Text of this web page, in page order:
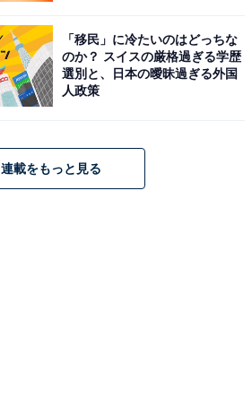
「移民」に冷たいのはどっちな
のか？ スイスの厳格過ぎる学歴
選別と、日本の曖昧過ぎる外国
人政策
連載をもっと見る